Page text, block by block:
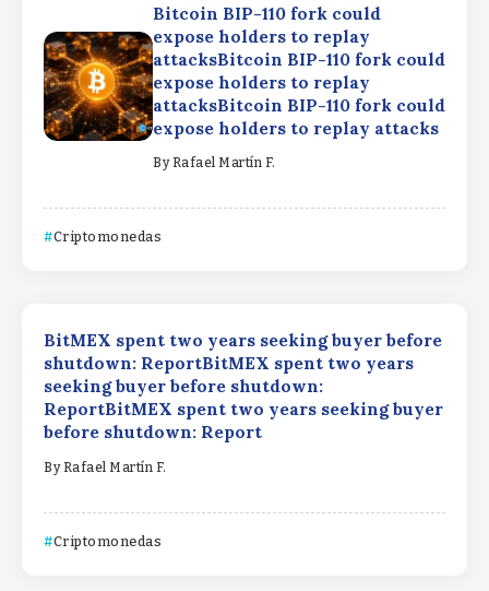
Bitcoin BIP-110 fork could
expose holders to replay
attacksBitcoin BIP-110 fork could
expose holders to replay
attacksBitcoin BIP-110 fork could
expose holders to replay attacks
By Rafael Martín F.
Criptomonedas
BitMEX spent two years seeking buyer before
shutdown: ReportBitMEX spent two years
seeking buyer before shutdown:
ReportBitMEX spent two years seeking buyer
before shutdown: Report
By Rafael Martín F.
Criptomonedas